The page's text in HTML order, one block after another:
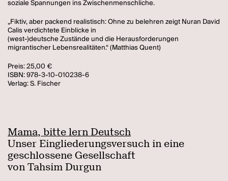
soziale Spannungen ins Zwischenmenschliche.
„Fiktiv, aber packend realistisch: Ohne zu belehren zeigt Nuran David
Calis verdichtete Einblicke in
(west-)deutsche Zustände und die Herausforderungen
migrantischer Lebensrealitäten.“ (Matthias Quent)
Preis: 25,00 €
ISBN: 978-3-10-010238-6
Verlag: S. Fischer
Mama, bitte lern Deutsch
Unser Eingliederungsversuch in eine
geschlossene Gesellschaft
von Tahsim Durgun